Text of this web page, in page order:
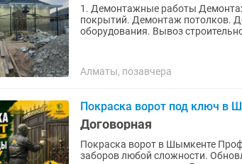
1. Демонтажные работы
покрытий. Демонтаж потолков.
оборудования. Вывоз
Алматы, позавчера
Покраска ворот под ключ в
Договорная
Покраска ворот в Шымкенте Профессиональная покраска металлических ворот, калиток и
заборов любой сложности.